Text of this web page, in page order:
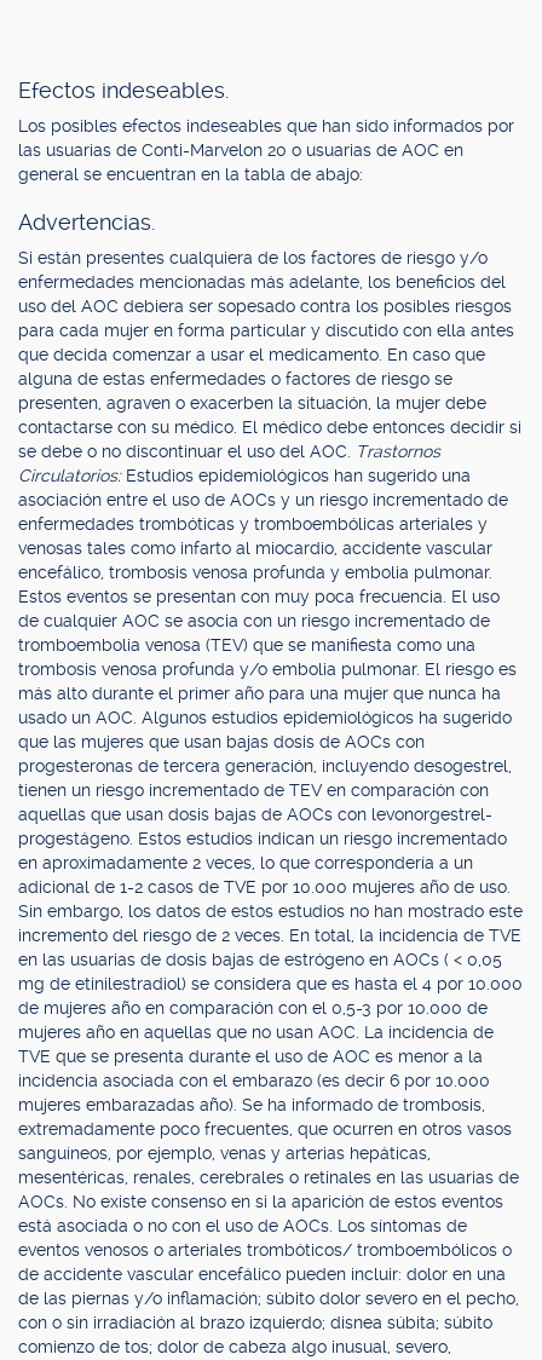
Efectos indeseables.
Los posibles efectos indeseables que han sido informados por
las usuarias de Conti-Marvelon 20 o usuarias de AOC en
general se encuentran en la tabla de abajo:
Advertencias.
Si están presentes cualquiera de los factores de riesgo y/o
enfermedades mencionadas más adelante, los beneficios del
uso del AOC debiera ser sopesado contra los posibles riesgos
para cada mujer en forma particular y discutido con ella antes
que decida comenzar a usar el medicamento. En caso que
alguna de estas enfermedades o factores de riesgo se
presenten, agraven o exacerben la situación, la mujer debe
contactarse con su médico. El médico debe entonces decidir si
se debe o no discontinuar el uso del AOC.
Trastornos
Circulatorios: Estudios epidemiológicos han sugerido una
asociación entre el uso de AOCs y un riesgo incrementado de
enfermedades trombóticas y tromboembólicas arteriales y
venosas tales como infarto al miocardio, accidente vascular
encefálico, trombosis venosa profunda y embolia pulmonar.
Estos eventos se presentan con muy poca frecuencia. El uso
de cualquier AOC se asocia con un riesgo incrementado de
tromboembolia venosa (TEV) que se manifiesta como una
trombosis venosa profunda y/o embolia pulmonar. El riesgo es
más alto durante el primer año para una mujer que nunca ha
usado un AOC. Algunos estudios epidemiológicos ha sugerido
que las mujeres que usan bajas dosis de AOCs con
progesteronas de tercera generación, incluyendo desogestrel,
tienen un riesgo incrementado de TEV en comparación con
aquellas que usan dosis bajas de AOCs con levonorgestrel-
progestágeno. Estos estudios indican un riesgo incrementado
en aproximadamente 2 veces, lo que correspondería a un
adicional de 1-2 casos de TVE por 10.000 mujeres año de uso.
Sin embargo, los datos de estos estudios no han mostrado este
incremento del riesgo de 2 veces. En total, la incidencia de TVE
en las usuarias de dosis bajas de estrógeno en AOCs ( < 0,05
mg de etinilestradiol) se considera que es hasta el 4 por 10.000
de mujeres año en comparación con el 0,5-3 por 10.000 de
mujeres año en aquellas que no usan AOC. La incidencia de
TVE que se presenta durante el uso de AOC es menor a la
incidencia asociada con el embarazo (es decir 6 por 10.000
mujeres embarazadas año). Se ha informado de trombosis,
extremadamente poco frecuentes, que ocurren en otros vasos
sanguíneos, por ejemplo, venas y arterias hepáticas,
mesentéricas, renales, cerebrales o retinales en las usuarias de
AOCs. No existe consenso en si la aparición de estos eventos
está asociada o no con el uso de AOCs. Los síntomas de
eventos venosos o arteriales trombóticos/ tromboembólicos o
de accidente vascular encefálico pueden incluir: dolor en una
de las piernas y/o inflamación; súbito dolor severo en el pecho,
con o sin irradiación al brazo izquierdo; disnea súbita; súbito
comienzo de tos; dolor de cabeza algo inusual, severo,